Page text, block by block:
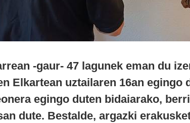
-gaur- 47 lagunek eman du
Elkartean uztailaren 16an egingo
egingo duten bidaiarako,
dute. Bestalde, argazki